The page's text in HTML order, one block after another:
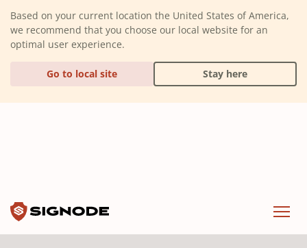
Based on your current location the United States of America,
we recommend that you choose our local website for an
optimal user experience.
Go to local site Stay here